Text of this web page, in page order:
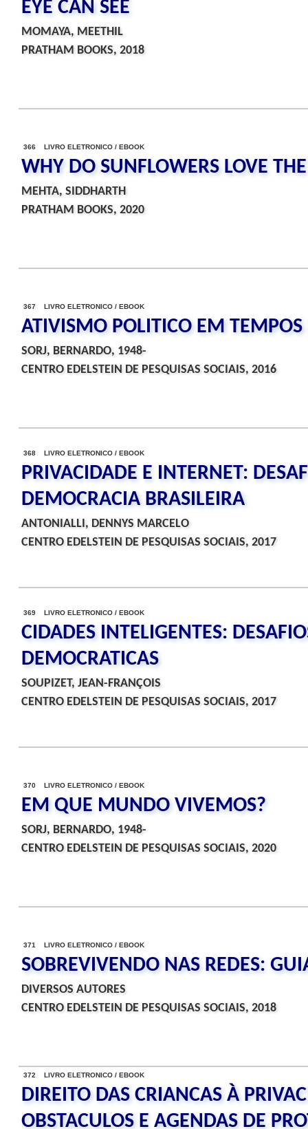
EYE CAN SEE
MOMAYA, MEETHIL
PRATHAM BOOKS, 2018
366 LIVRO ELETRONICO / EBOOK
WHY DO SUNFLOWERS LOVE
MEHTA, SIDDHARTH
PRATHAM BOOKS, 2020
367 LIVRO ELETRONICO / EBOOK
ATIVISMO POLITICO EM TEMPOS
SORJ, BERNARDO, 1948-
CENTRO EDELSTEIN DE PESQUISAS SOCIAIS, 2016
368 LIVRO ELETRONICO / EBOOK
PRIVACIDADE E INTERNET:
DEMOCRACIA BRASILEIRA
ANTONIALLI, DENNYS MARCELO
CENTRO EDELSTEIN DE PESQUISAS SOCIAIS, 2017
369 LIVRO ELETRONICO / EBOOK
CIDADES INTELIGENTES:
DEMOCRATICAS
SOUPIZET, JEAN-FRANÇOIS
CENTRO EDELSTEIN DE PESQUISAS SOCIAIS, 2017
370 LIVRO ELETRONICO / EBOOK
EM QUE MUNDO VIVEMOS?
SORJ, BERNARDO, 1948-
CENTRO EDELSTEIN DE PESQUISAS SOCIAIS, 2020
371 LIVRO ELETRONICO / EBOOK
SOBREVIVENDO NAS REDES:
DIVERSOS AUTORES
CENTRO EDELSTEIN DE PESQUISAS SOCIAIS, 2018
372 LIVRO ELETRONICO / EBOOK
DIREITO DAS CRIANCAS À
OBSTACULOS E AGENDAS DE